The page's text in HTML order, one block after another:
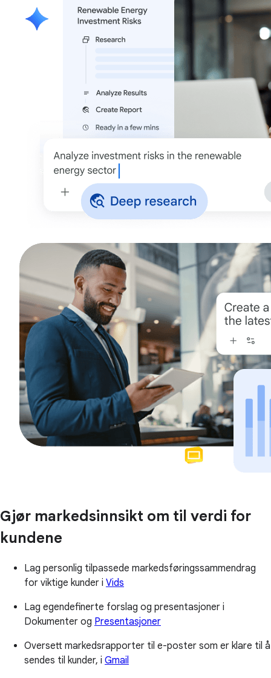
Gjør markedsinnsikt om til verdi for
kundene
Lag personlig tilpassede markedsføringssammendrag
for viktige kunder i Vids
Lag egendefinerte forslag og presentasjoner i
Dokumenter og Presentasjoner
Oversett markedsrapporter til e-poster som er klare til å
sendes til kunder, i Gmail